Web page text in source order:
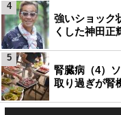
強いショック
くした神田正
4
腎臓病（4）
取り過ぎが腎
5